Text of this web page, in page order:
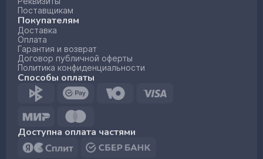
Поставщикам
Покупателям
Доставка
Оплата
Гарантия и возврат
Договор публичной оферты
Политика конфиденциальности
Способы оплаты
Доступна оплата частями